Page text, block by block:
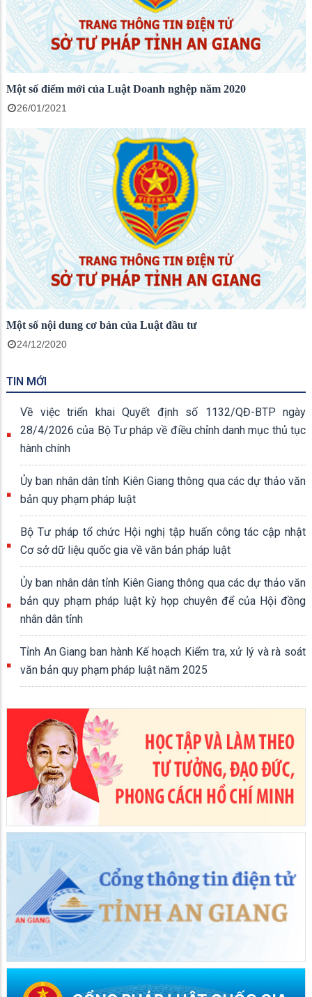
Một số điểm mới của Luật Doanh nghệp năm 2020
26/01/2021
Một số nội dung cơ bản của Luật đầu tư
24/12/2020
TIN MỚI
Về việc triển khai Quyết định số 1132/QĐ-BTP ngày
28/4/2026 của Bộ Tư pháp về điều chỉnh danh mục thủ tục
hành chính
Ủy ban nhân dân tỉnh Kiên Giang thông qua các dự thảo văn
bản quy phạm pháp luật
Bộ Tư pháp tổ chức Hội nghị tập huấn công tác cập nhật
Cơ sở dữ liệu quốc gia về văn bản pháp luật
Ủy ban nhân dân tỉnh Kiên Giang thông qua các dự thảo văn
bản quy phạm pháp luật kỳ họp chuyên để của Hội đồng
nhân dân tỉnh
Tỉnh An Giang ban hành Kế hoạch Kiểm tra, xử lý và rà soát
văn bản quy phạm pháp luật năm 2025